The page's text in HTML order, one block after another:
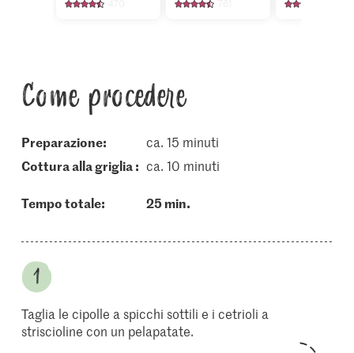
Come procedere
Preparazione:
ca. 15 minuti
cottura alla griglia : ca. 10 minuti
Tempo totale: 25 min.
Taglia le cipolle a spicchi sottili e i cetrioli a
striscioline con un pelapatate.